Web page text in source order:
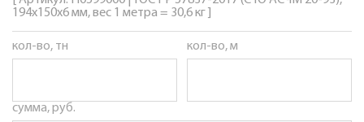
194х150х6 мм, вес 1 метра = 30,6 кг ]
кол-во, тн кол-во, м
сумма, руб.